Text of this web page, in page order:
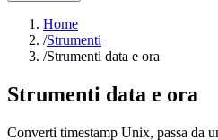
Home
/Strumenti
/Strumenti data e ora
Strumenti data e ora
Converti timestamp Unix, passa da